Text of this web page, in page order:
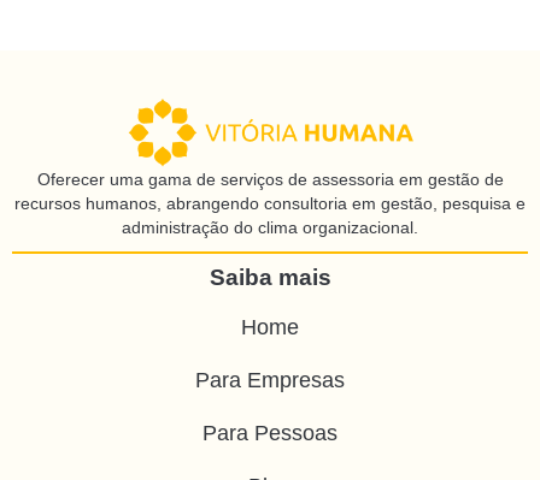
Oferecer uma gama de serviços de assessoria em gestão de
recursos humanos, abrangendo consultoria em gestão, pesquisa e
administração do clima organizacional.
Saiba mais
Home
Para Empresas
Para Pessoas